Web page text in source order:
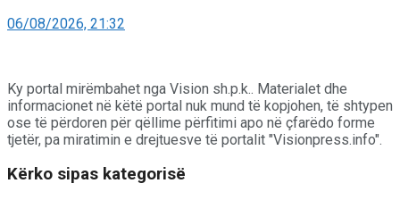
06/08/2026, 21:32
Ky portal mirëmbahet nga Vision sh.p.k.. Materialet dhe
informacionet në këtë portal nuk mund të kopjohen, të shtypen
ose të përdoren për qëllime përfitimi apo në çfarëdo forme
tjetër, pa miratimin e drejtuesve të portalit "Visionpress.info".
Kërko sipas kategorisë